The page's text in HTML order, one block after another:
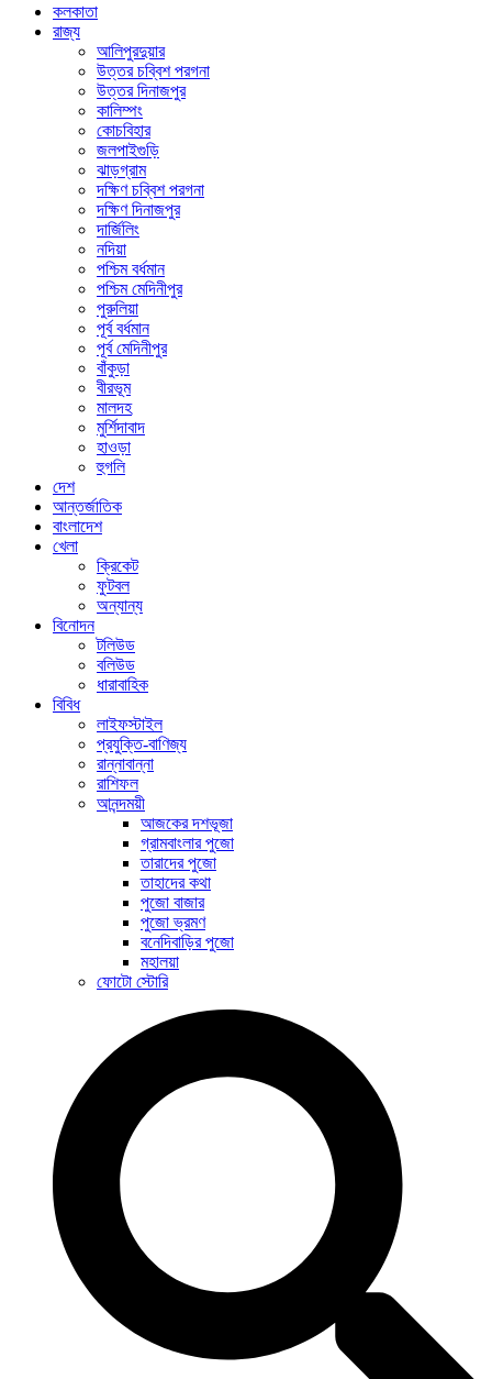
কলকাতা
রাজ্য
আলিপুরদুয়ার
উত্তর চব্বিশ পরগনা
উত্তর দিনাজপুর
কালিম্পং
কোচবিহার
জলপাইগুড়ি
ঝাড়গ্রাম
দক্ষিণ চব্বিশ পরগনা
দক্ষিণ দিনাজপুর
দার্জিলিং
নদিয়া
পশ্চিম বর্ধমান
পশ্চিম মেদিনীপুর
পুরুলিয়া
পূর্ব বর্ধমান
পূর্ব মেদিনীপুর
বাঁকুড়া
বীরভূম
মালদহ
মুর্শিদাবাদ
হাওড়া
হুগলি
দেশ
আন্তর্জাতিক
বাংলাদেশ
খেলা
ক্রিকেট
ফুটবল
অন্যান্য
বিনোদন
টলিউড
বলিউড
ধারাবাহিক
বিবিধ
লাইফস্টাইল
প্রযুক্তি-বাণিজ্য
রান্নাবান্না
রাশিফল
আনন্দময়ী
আজকের দশভূজা
গ্রামবাংলার পুজো
তারাদের পুজো
তাহাদের কথা
পুজো বাজার
পুজো ভ্রমণ
বনেদিবাড়ির পুজো
মহালয়া
ফোটো স্টোরি